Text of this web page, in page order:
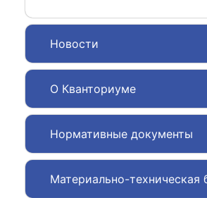
Новости
О Кванториуме
Нормативные документы
Материально-техническая